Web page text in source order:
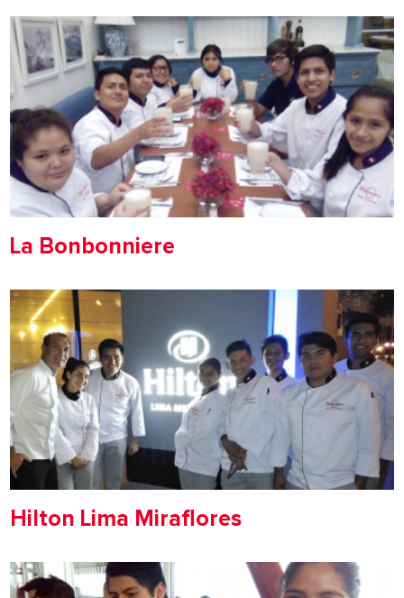
La Bonbonniere
Hilton Lima Miraflores